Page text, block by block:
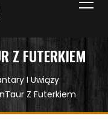
Z FUTERKIEM
I Uwiązy
Z Futerkiem